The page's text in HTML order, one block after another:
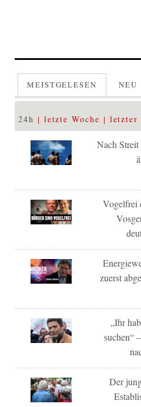
MEISTGELESEN NEU
24h letzte Woche letzter
Nach
Vogelfrei
zuerst
„Ihr
suchen“
Der